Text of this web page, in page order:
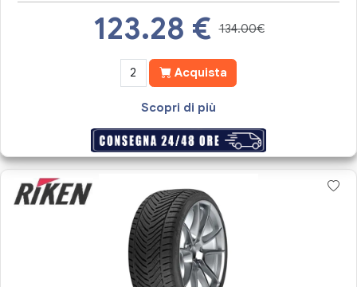
123.28 € 134.00€
Acquista
Scopri di più